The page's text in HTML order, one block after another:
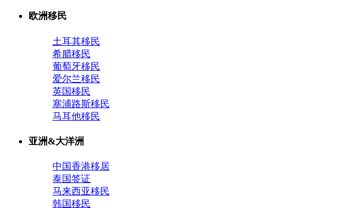
欧洲移民
土耳其移民
希腊移民
葡萄牙移民
爱尔兰移民
英国移民
塞浦路斯移民
马耳他移民
亚洲&大洋洲
中国香港移居
泰国签证
马来西亚移民
韩国移民